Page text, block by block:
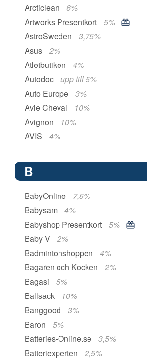
Arcticlean
6%
Artworks Presentkort
5%
AstroSweden
3,75%
Asus
2%
Atletbutiken
4%
Autodoc
upp till 5%
Auto Europe
3%
Avie Cheval
10%
Avignon
10%
AVIS
4%
B
BabyOnline
7,5%
Babysam
4%
Babyshop Presentkort
5%
Baby V
2%
Badmintonshoppen
4%
Bagaren och Kocken
2%
Bagasi
5%
Ballsack
10%
Banggood
3%
Baron
5%
Batteries-Online.se
3,5%
Batteriexperten
2,5%